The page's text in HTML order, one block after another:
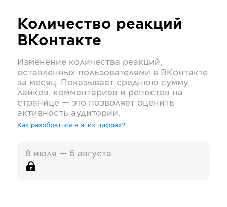
Количество реакций
ВКонтакте
Изменение количества реакций,
оставленных пользователями в ВКонтакте
за месяц. Показывает среднюю сумму
лайков, комментариев и репостов на
странице — это позволяет оценить
активность аудитории.
Как разобраться в этих цифрах?
8 июля — 6 августа